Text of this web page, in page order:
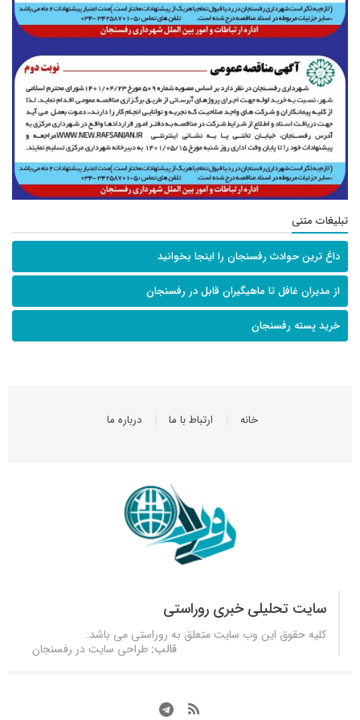
تبلیغات متنی
داغ ترین حوادث رفسنجان را اینجا بخوانید
از مدیران غافل تا ماهیگیران قابل در رفسنجان
خرید پسته رفسنجان
خانه ارتباط با ما درباره ما
سایت تحلیلی خبری روراستی
کلیه حقوق این وب سایت متعلق به روراستی می باشد.
قالب: طراحی سایت در رفسنجان